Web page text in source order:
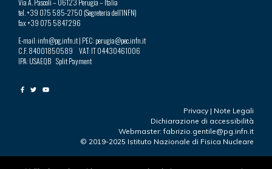
tel. +39 075 585-2750 (Segreteria dell’INFN)
fax +39 075 5847296
E-mail: infn@pg.infn.it | PEC: perugia@pec.infn.it
C.F. 84001850589 VAT: IT 04430461006
IPA: USAEQB Split Payment
Privacy | Note Legali
Dichiarazione di accessibilità
Webmaster: fabrizio.gentile@pg.infn.it
© 2019-2025 Istituto Nazionale di Fisica Nucleare